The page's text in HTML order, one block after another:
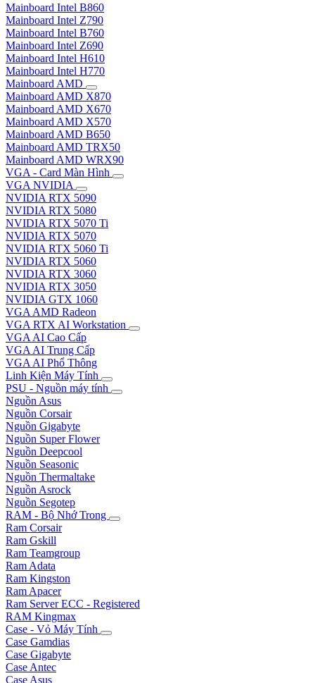
Mainboard Intel B860
Mainboard Intel Z790
Mainboard Intel B760
Mainboard Intel Z690
Mainboard Intel H610
Mainboard Intel H770
Mainboard AMD
Mainboard AMD X870
Mainboard AMD X670
Mainboard AMD X570
Mainboard AMD B650
Mainboard AMD TRX50
Mainboard AMD WRX90
VGA - Card Màn Hình
VGA NVIDIA
NVIDIA RTX 5090
NVIDIA RTX 5080
NVIDIA RTX 5070 Ti
NVIDIA RTX 5070
NVIDIA RTX 5060 Ti
NVIDIA RTX 5060
NVIDIA RTX 3060
NVIDIA RTX 3050
NVIDIA GTX 1060
VGA AMD Radeon
VGA RTX AI Workstation
VGA AI Cao Cấp
VGA AI Trung Cấp
VGA AI Phổ Thông
Linh Kiện Máy Tính
PSU - Nguồn máy tính
Nguồn Asus
Nguồn Corsair
Nguồn Gigabyte
Nguồn Super Flower
Nguồn Deepcool
Nguồn Seasonic
Nguồn Thermaltake
Nguồn Asrock
Nguồn Segotep
RAM - Bộ Nhớ Trong
Ram Corsair
Ram Gskill
Ram Teamgroup
Ram Adata
Ram Kingston
Ram Apacer
Ram Server ECC - Registered
RAM Kingmax
Case - Vỏ Máy Tính
Case Gamdias
Case Gigabyte
Case Antec
Case Asus